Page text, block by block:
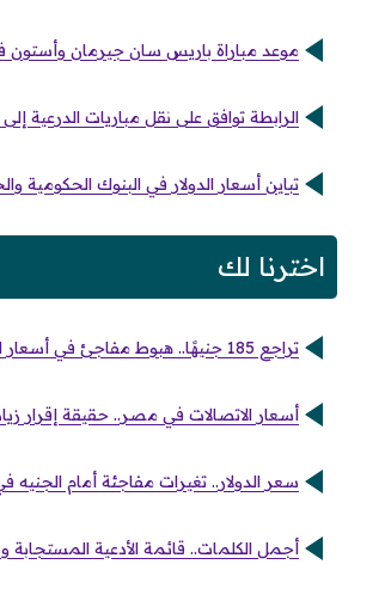
موعد مباراة باريس سان جيرمان وأستون
الرابطة توافق على نقل مباريات الدرعية
تباين أسعار الدولار في البنوك الحكومية
اخترنا لك
تراجع 185 جنيهًا.. هبوط مفاجئ في أسعار الذهب اليوم بالأسواق المصرية المحلية
أسعار الاتصالات في مصر.. حقيقة إقرار
سعر الدولار.. تغيرات مفاجئة أمام الجنيه في
أجمل الكلمات.. قائمة الأدعية المستجابة وصور تهنئة